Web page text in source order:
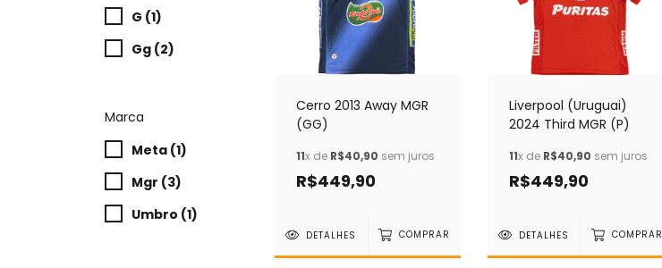
G (1)
Gg (2)
Marca
Meta (1)
Mgr (3)
Umbro (1)
Cerro 2013 Away MGR
(GG)
11x de R$40,90 sem juros
R$449,90
DETALHES COMPRAR
Liverpool (Uruguai)
2024 Third MGR (P)
11x de R$40,90 sem juros
R$449,90
DETALHES COMPRAR